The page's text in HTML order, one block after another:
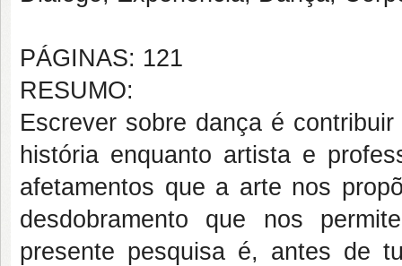
PÁGINAS: 121
RESUMO:
Escrever sobre dança é
história enquanto artista e
afetamentos que a arte nos
desdobramento que nos
presente pesquisa é, antes de